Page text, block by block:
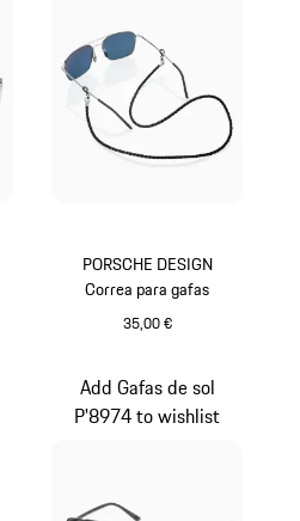
PORSCHE DESIGN
Correa para gafas
35,00 €
Add Gafas de sol
P'8974 to wishlist